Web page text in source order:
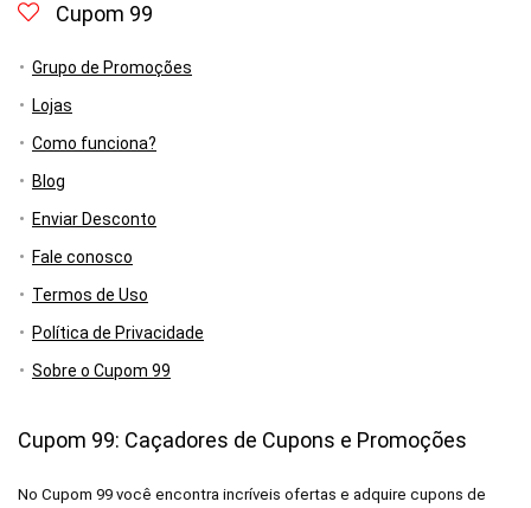
Cupom 99
Grupo de Promoções
Lojas
Como funciona?
Blog
Enviar Desconto
Fale conosco
Termos de Uso
Política de Privacidade
Sobre o Cupom 99
Cupom 99: Caçadores de Cupons e Promoções
No Cupom 99 você encontra incríveis ofertas e adquire cupons de